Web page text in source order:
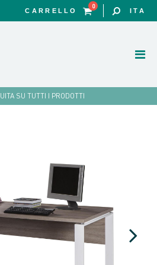
SU TUTTI I PRODOTTI
CARRELLO
0
ITA